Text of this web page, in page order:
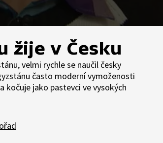
žije v Česku
velmi rychle se naučil česky
často moderní vymoženosti
kočuje jako pastevci ve vysokých